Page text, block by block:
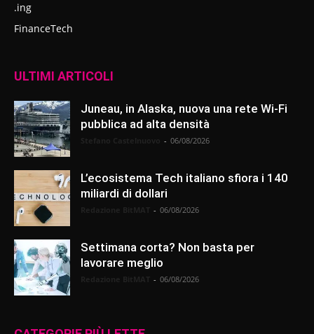
.ing
FinanceTech
ULTIMI ARTICOLI
Juneau, in Alaska, nuova una rete Wi-Fi
pubblica ad alta densità
- 06/08/2026
L’ecosistema Tech italiano sfiora i 140
miliardi di dollari
- 06/08/2026
Settimana corta? Non basta per
lavorare meglio
- 06/08/2026